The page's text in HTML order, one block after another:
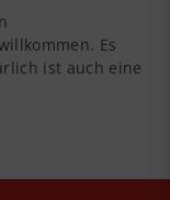
Es
ist auch eine